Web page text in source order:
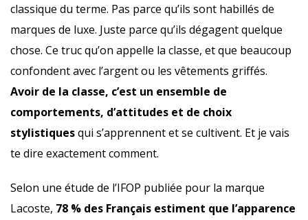
classique du terme. Pas parce qu’ils sont habillés de
marques de luxe. Juste parce qu’ils dégagent quelque
chose. Ce truc qu’on appelle la classe, et que beaucoup
confondent avec l’argent ou les vêtements griffés.
Avoir de la classe, c’est un ensemble de
comportements, d’attitudes et de choix
stylistiquesqui s’apprennent et se cultivent. Et je vais
te dire exactement comment.
Selon une étude de l’IFOP publiée pour la marque
Lacoste, 78 % des Français estiment que l’apparence